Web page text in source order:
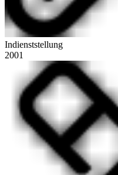
Indienststellung
2001